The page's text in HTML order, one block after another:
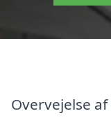
Overvejelse